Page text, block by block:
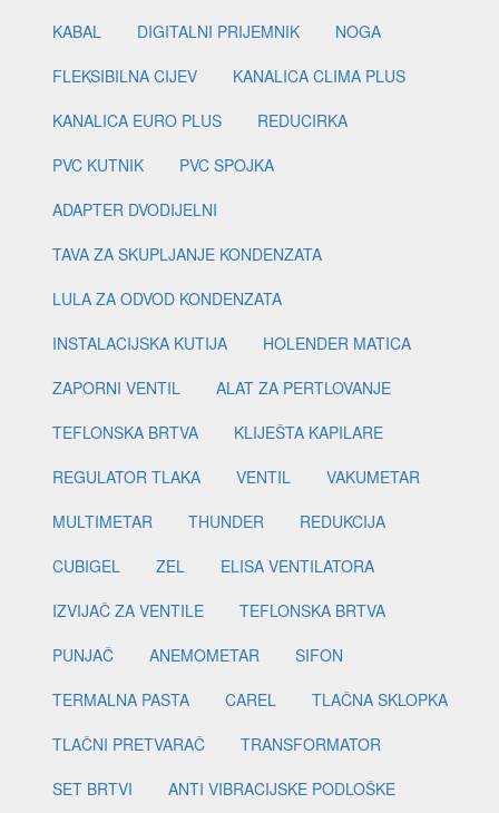
KABAL
DIGITALNI PRIJEMNIK
NOGA
FLEKSIBILNA CIJEV
KANALICA CLIMA PLUS
KANALICA EURO PLUS
REDUCIRKA
PVC KUTNIK
PVC SPOJKA
ADAPTER DVODIJELNI
TAVA ZA SKUPLJANJE KONDENZATA
LULA ZA ODVOD KONDENZATA
INSTALACIJSKA KUTIJA
HOLENDER MATICA
ZAPORNI VENTIL
ALAT ZA PERTLOVANJE
TEFLONSKA BRTVA
KLIJEŠTA KAPILARE
REGULATOR TLAKA
VENTIL
VAKUMETAR
MULTIMETAR
THUNDER
REDUKCIJA
CUBIGEL
ZEL
ELISA VENTILATORA
IZVIJAČ ZA VENTILE
TEFLONSKA BRTVA
PUNJAČ
ANEMOMETAR
SIFON
TERMALNA PASTA
CAREL
TLAČNA SKLOPKA
TLAČNI PRETVARAČ
TRANSFORMATOR
SET BRTVI
ANTI VIBRACIJSKE PODLOŠKE